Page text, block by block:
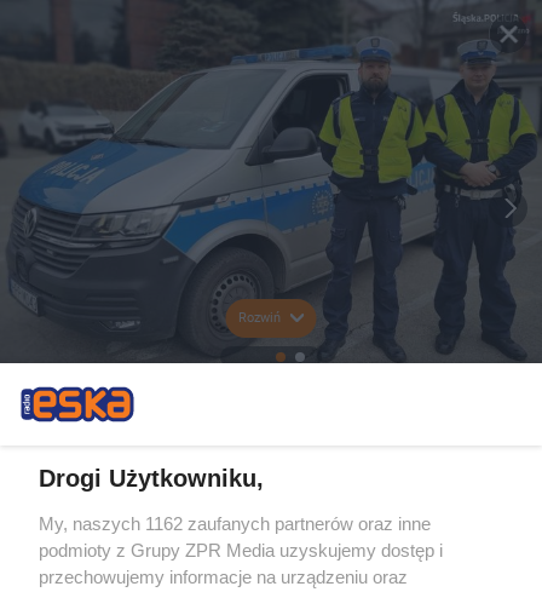
Rozwiń
Drogi Użytkowniku,
My, naszych 1162 zaufanych partnerów oraz inne
podmioty z Grupy ZPR Media uzyskujemy dostęp i
przechowujemy informacje na urządzeniu oraz